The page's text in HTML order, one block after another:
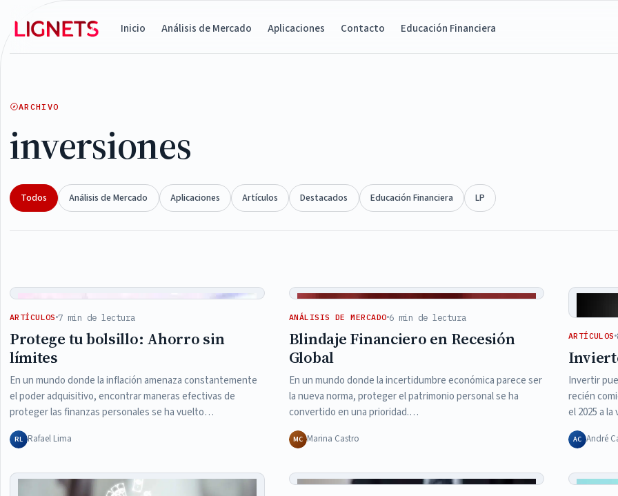
Inicio Análisis de Mercado Aplicaciones Contacto Educación Financiera
ARCHIVO
inversiones
Todos Análisis de Mercado Aplicaciones Artículos Destacados Educación Financiera LP
Articles
ARTÍCULOS 7 min de lectura
Protege tu bolsillo: Ahorro sin
límites
En un mundo donde la inflación amenaza constantemente
el poder adquisitivo, encontrar maneras efectivas de
proteger las finanzas personales se ha vuelto…
RL Rafael Lima
ANÁLISIS DE MERCADO 6 min de lectura
Blindaje Financiero en Recesión
Global
En un mundo donde la incertidumbre económica parece ser
la nueva norma, proteger el patrimonio personal se ha
convertido en una prioridad.…
MC Marina Castro
ARTÍCULOS
Invertir
recién
el 2025 a
AC André